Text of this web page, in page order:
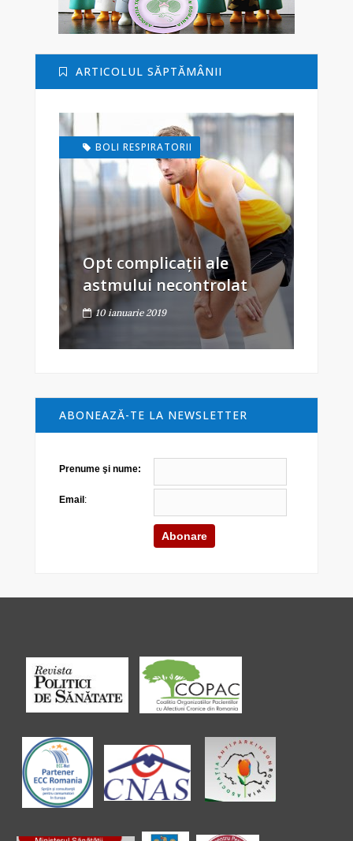
ARTICOLUL SĂPTĂMÂNII
BOLI RESPIRATORII
Opt complicații ale
astmului necontrolat
10 ianuarie 2019
ABONEAZĂ-TE LA NEWSLETTER
Prenume şi nume:
Email :